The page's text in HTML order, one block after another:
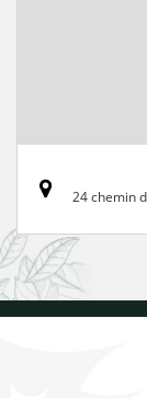
24 chemin